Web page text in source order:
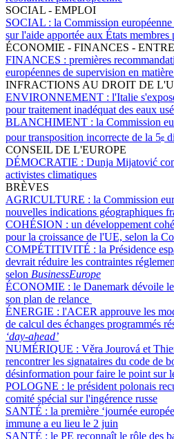
SOCIAL - EMPLOI
SOCIAL : la Commission
sur l'aide apportée aux États
ÉCONOMIE - FINANCES -
FINANCES : premières
européennes de supervision en
INFRACTIONS AU DROIT DE
ENVIRONNEMENT : l'Italie
pour traitement inadéquat des eaux
BLANCHIMENT : la Commission
pour transposition incorrecte de la 5e
CONSEIL DE L'EUROPE
DÉMOCRATIE : Dunja Mijatović
activistes climatiques
BRÈVES
AGRICULTURE : la Commission
nouvelles indications géographiques
COHÉSION : un développement
pour la croissance de l'UE, selon la
COMPÉTITIVITÉ : la Présidence
devrait réduire les contraintes
selon BusinessEurope
ÉCONOMIE : le Danemark dévoile
son plan de relance
ÉNERGIE : l'ACER approuve les
de calcul des échanges programmés
‘day-ahead’
NUMÉRIQUE : Věra Jourová et
rencontrer les signataires du code de
désinformation pour faire le point sur
POLOGNE : le président polonais
comité spécial sur l'ingérence russe
SANTÉ : la première ‘journée
immune a eu lieu le 2 juin
SANTÉ : le PE reconnaît le rôle des